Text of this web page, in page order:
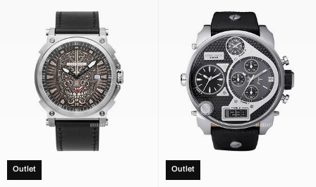
Outlet Outlet